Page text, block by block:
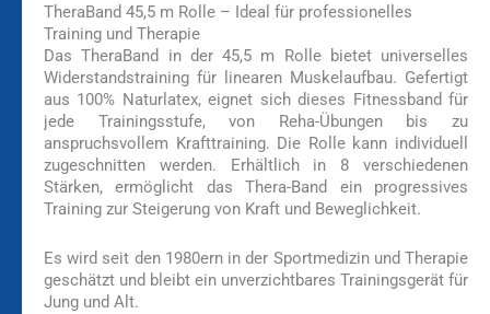
TheraBand 45,5 m Rolle – Ideal für professionelles
Training und Therapie
Das TheraBand in der 45,5 m Rolle bietet universelles
Widerstandstraining für linearen Muskelaufbau. Gefertigt
aus 100% Naturlatex, eignet sich dieses Fitnessband für
jede Trainingsstufe, von Reha-Übungen bis zu
anspruchsvollem Krafttraining. Die Rolle kann individuell
zugeschnitten werden. Erhältlich in 8 verschiedenen
Stärken, ermöglicht das Thera-Band ein progressives
Training zur Steigerung von Kraft und Beweglichkeit.
Es wird seit den 1980ern in der Sportmedizin und Therapie
geschätzt und bleibt ein unverzichtbares Trainingsgerät für
Jung und Alt.